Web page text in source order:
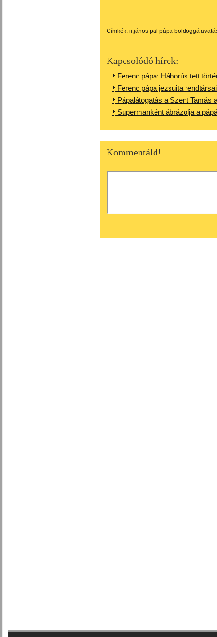
Címkék: ii.jános pál pápa boldoggá
Kapcsolódó hírek:
Ferenc pápa: Háborús tett
Ferenc pápa jezsuita
Pápalátogatás a Szent Tamás
Supermanként ábrázolja a
Kommentáld!